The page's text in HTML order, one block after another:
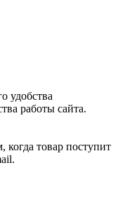
удобства
работы сайта.
товар поступит